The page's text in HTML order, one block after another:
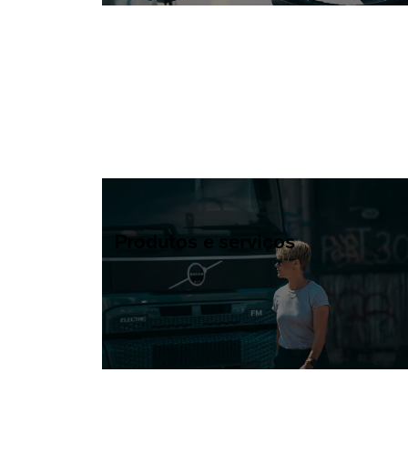
Produtos e serviços